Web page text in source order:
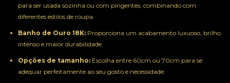
para ser usada sozinha ou com pingentes, combinando com
diferentes estilos de roupa.
Banho de Ouro 18K: Proporciona um acabamento luxuoso, brilho
intenso e maior durabilidade.
Opções de tamanho: Escolha entre 60cm ou 70cm para se
adequar perfeitamente ao seu gosto e necessidade.